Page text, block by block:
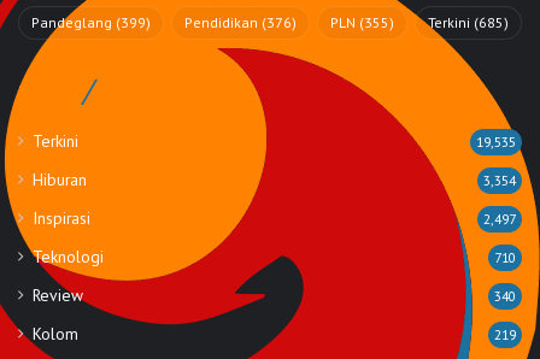
Pandeglang (399) Pendidikan (376) PLN (355) Terkini (685)
Rubrik
Terkini 19,535
Hiburan 3,354
Inspirasi 2,497
Teknologi 710
Review 340
Kolom 219